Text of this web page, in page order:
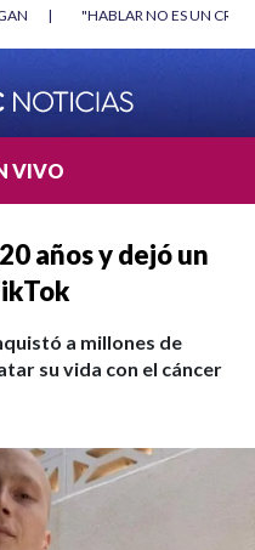
|
"HABLAR NO ES UN
VIVO
años y dejó un
a millones de
su vida con el cáncer